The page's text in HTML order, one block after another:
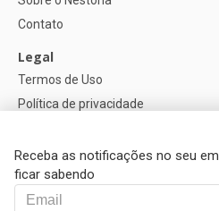
Receba as notificações no seu
ficar sabendo
Contato
Legal
Termos de Uso
Política de privacidade
Configurações de cookies
Ajuda